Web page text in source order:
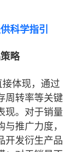
科学指引
略
体现，通过
周转率等关键
现。对于销量
推广力度，
开发衍生产品